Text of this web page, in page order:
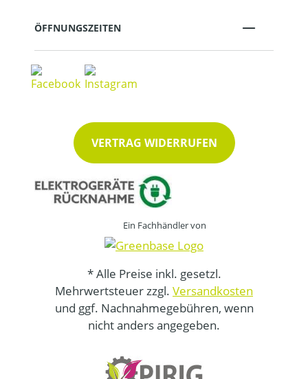
ÖFFNUNGSZEITEN
VERTRAG WIDERRUFEN
Ein Fachhändler von
* Alle Preise inkl. gesetzl.
Mehrwertsteuer zzgl. Versandkosten
und ggf. Nachnahmegebühren, wenn
nicht anders angegeben.